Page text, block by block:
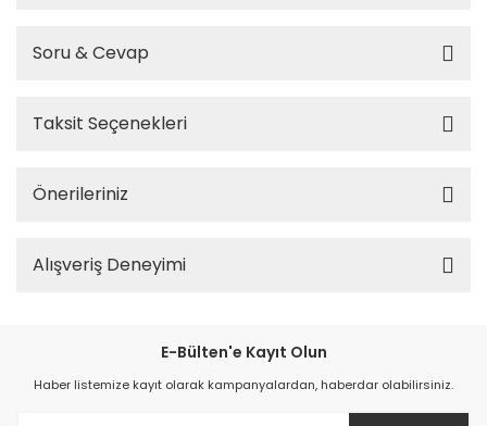
Soru & Cevap
Taksit Seçenekleri
Önerileriniz
Alışveriş Deneyimi
E-Bülten'e Kayıt Olun
Haber listemize kayıt olarak kampanyalardan, haberdar olabilirsiniz.